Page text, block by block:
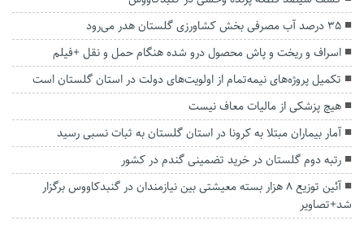
۳۵ درصد آب مصرفی بخش کشاورزی گلستان هدر می‌رود
اسراف و ریخت و پاش محصول درو شده هنگام حمل و نقل +فیلم
تکمیل پروژه‌های نیمه‌تمام از اولویت‌های دولت در استان گلستان است
هیچ پزشکی از مالیات معاف نیست
آمار بیماران مبتلا به کرونا در استان گلستان به ثبات نسبی رسید
رتبه دوم گلستان در خرید تضمینی گندم در کشور
آئین توزیع ۸ هزار بسته معیشتی بین نیازمندان در‌ گنبدکاووس برگزار
شد+تصاویر